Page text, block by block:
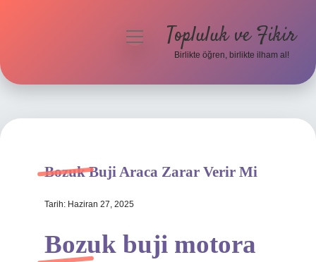
Hakkımızda
menüyüTopluluk ve Fikir
Birlikte öğren, birlikte ilham al!
Bozuk Buji Araca Zarar Verir Mi
Tarih: Haziran 27, 2025
Bozuk buji motora